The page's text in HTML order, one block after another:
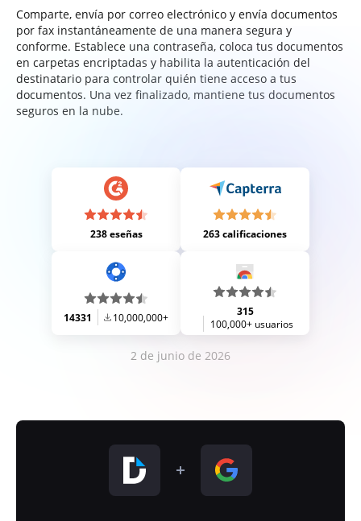
Comparte, envía por correo electrónico y envía documentos
por fax instantáneamente de una manera segura y
conforme. Establece una contraseña, coloca tus documentos
en carpetas encriptadas y habilita la autenticación del
destinatario para controlar quién tiene acceso a tus
documentos. Una vez finalizado, mantiene tus documentos
seguros en la nube.
238 eseñas 263 calificaciones
14331 10,000,000+
315
100,000+ usuarios
2 de junio de 2026